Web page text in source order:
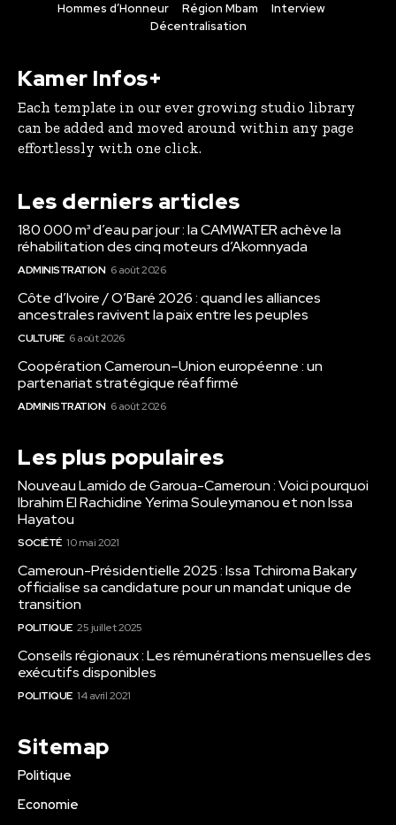
Hommes d’Honneur
Région Mbam
Interview
Décentralisation
Kamer Infos+
Each template in our ever growing studio library
can be added and moved around within any page
effortlessly with one click.
Les derniers articles
180 000 m³ d’eau par jour : la CAMWATER achève la
réhabilitation des cinq moteurs d’Akomnyada
ADMINISTRATION 6 août 2026
Côte d’Ivoire / O’Baré 2026 : quand les alliances
ancestrales ravivent la paix entre les peuples
CULTURE 6 août 2026
Coopération Cameroun–Union européenne : un
partenariat stratégique réaffirmé
ADMINISTRATION 6 août 2026
Les plus populaires
Nouveau Lamido de Garoua-Cameroun : Voici pourquoi
Ibrahim El Rachidine Yerima Souleymanou et non Issa
Hayatou
SOCIÉTÉ 10 mai 2021
Cameroun-Présidentielle 2025 : Issa Tchiroma Bakary
officialise sa candidature pour un mandat unique de
transition
POLITIQUE 25 juillet 2025
Conseils régionaux : Les rémunérations mensuelles des
exécutifs disponibles
POLITIQUE 14 avril 2021
Sitemap
Politique
Economie